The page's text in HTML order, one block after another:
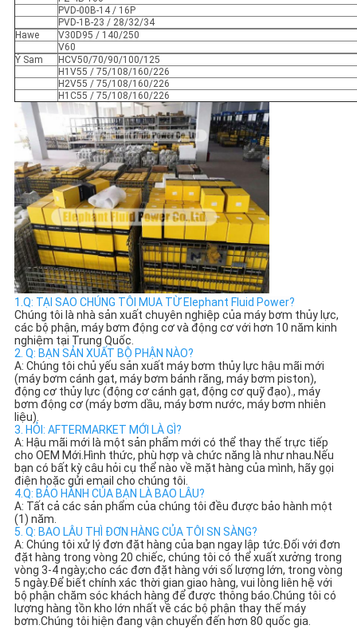
PVD-00B-14 / 16P
PVD-1B-23 / 28/32/34
Hawe
V30D95 / 140/250
V60
Ý Sam
HCV50/70/90/100/125
H1V55 / 75/108/160/226
H2V55 / 75/108/160/226
H1C55 / 75/108/160/226
1.Q: TẠI SAO CHÚNG TÔI MUA TỪ Elephant Fluid Power?
Chúng tôi là nhà sản xuất chuyên nghiệp của máy bơm thủy lực,
các bộ phận, máy bơm động cơ và động cơ với hơn 10 năm kinh
nghiệm tại Trung Quốc.
2. Q: BẠN SẢN XUẤT BỘ PHẬN NÀO?
A: Chúng tôi chủ yếu sản xuất máy bơm thủy lực hậu mãi mới
(máy bơm cánh gạt, máy bơm bánh răng, máy bơm piston),
động cơ thủy lực (động cơ cánh gạt, động cơ quỹ đạo)., máy
bơm động cơ (máy bơm dầu, máy bơm nước, máy bơm nhiên
liệu).
3. HỎI: AFTERMARKET MỚI LÀ GÌ?
A: Hậu mãi mới là một sản phẩm mới có thể thay thế trực tiếp
cho OEM Mới.Hình thức, phù hợp và chức năng là như nhau.Nếu
bạn có bất kỳ câu hỏi cụ thể nào về mặt hàng của mình, hãy gọi
điện hoặc gửi email cho chúng tôi.
4.Q: BẢO HÀNH CỦA BẠN LÀ BAO LÂU?
A: Tất cả các sản phẩm của chúng tôi đều được bảo hành một
(1) năm.
5. Q: BAO LÂU THÌ ĐƠN HÀNG CỦA TÔI SN SÀNG?
A: Chúng tôi xử lý đơn đặt hàng của bạn ngay lập tức.Đối với đơn
đặt hàng trong vòng 20 chiếc, chúng tôi có thể xuất xưởng trong
vòng 3-4 ngày;cho các đơn đặt hàng với số lượng lớn, trong vòng
5 ngày.Để biết chính xác thời gian giao hàng, vui lòng liên hệ với
bộ phận chăm sóc khách hàng để được thông báo.Chúng tôi có
lượng hàng tồn kho lớn nhất về các bộ phận thay thế máy
bơm.Chúng tôi hiện đang vận chuyển đến hơn 80 quốc gia.